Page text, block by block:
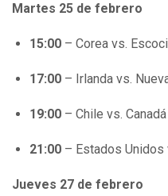
Martes 25 de febrero
15:00 – Corea vs.
17:00 – Irlanda vs.
19:00 – Chile vs.
21:00 – Estados Unidos
Jueves 27 de febrero